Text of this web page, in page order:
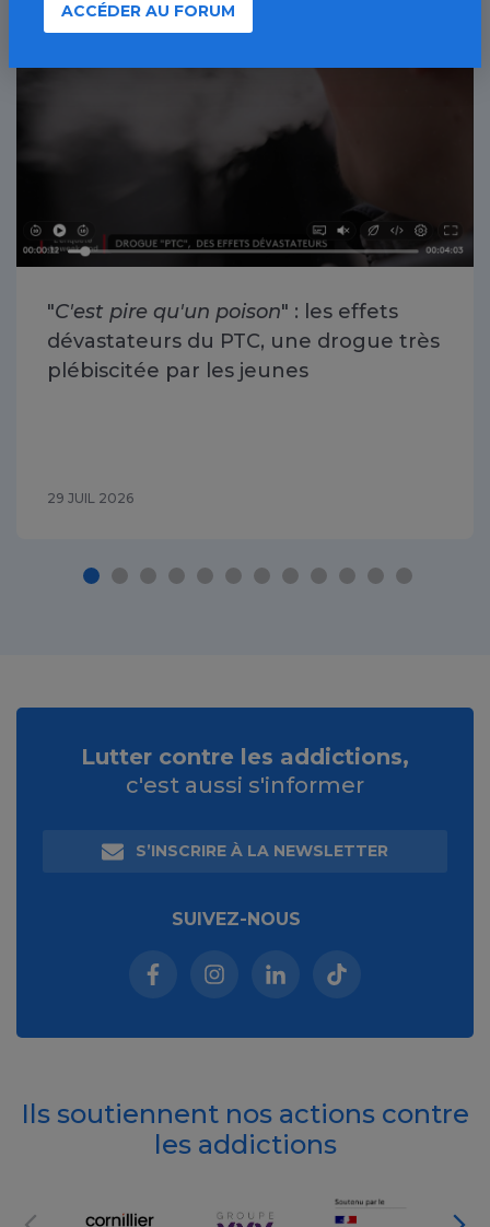
"C'est pire qu'un poison" : les effets
dévastateurs du PTC, une drogue très
plébiscitée par les jeunes
29 JUIL 2026
ACCÉDER AU FORUM
Lutter contre les addictions,
c'est aussi s'informer
S’INSCRIRE À LA NEWSLETTER
SUIVEZ-NOUS
Facebook (nouvelle fenêtre)
Instagram (nouvelle fenêtre)
Linkedin (nouvelle
Tiktok (nouvelle
Ils soutiennent nos actions contre
les addictions